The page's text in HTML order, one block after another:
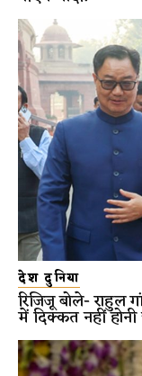
देश दुनिया
रिजिजू बोले- राहुल
में दिक्कत नहीं होनी